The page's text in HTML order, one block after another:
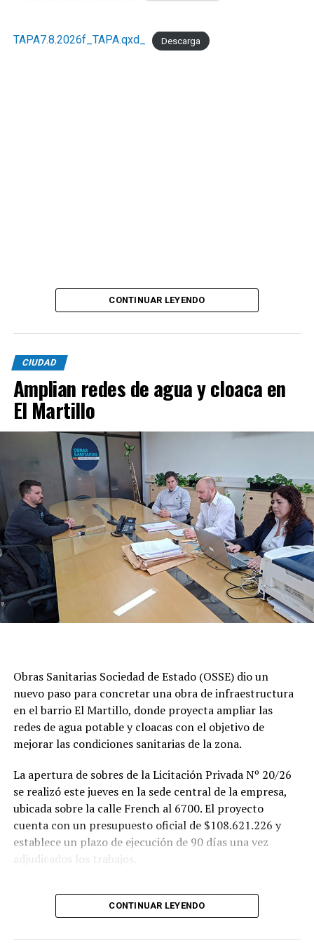
TAPA7.8.2026f_TAPA.qxd_ Descarga
CONTINUAR LEYENDO
CIUDAD
Amplian redes de agua y cloaca en
El Martillo
Obras Sanitarias Sociedad de Estado (OSSE) dio un
nuevo paso para concretar una obra de infraestructura
en el barrio El Martillo, donde proyecta ampliar las
redes de agua potable y cloacas con el objetivo de
mejorar las condiciones sanitarias de la zona.
La apertura de sobres de la Licitación Privada Nº 20/26
se realizó este jueves en la sede central de la empresa,
ubicada sobre la calle French al 6700. El proyecto
cuenta con un presupuesto oficial de $108.621.226 y
establece un plazo de ejecución de 90 días una vez
adjudicados los trabajos.
agua potable incluyen la colocación de unos 355 metros
CONTINUAR LEYENDO